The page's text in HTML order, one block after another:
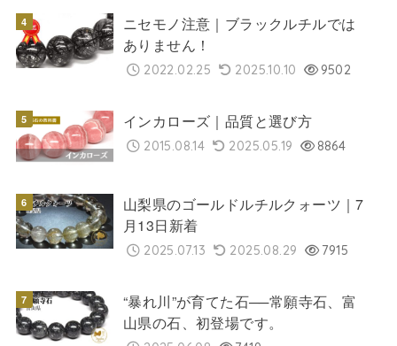
ニセモノ注意｜ブラックルチルでは
ありません！
2022.02.25 2025.10.10 9502
インカローズ｜品質と選び方
2015.08.14 2025.05.19 8864
山梨県のゴールドルチルクォーツ｜7
月13日新着
2025.07.13 2025.08.29 7915
“暴れ川”が育てた石──常願寺石、富
山県の石、初登場です。